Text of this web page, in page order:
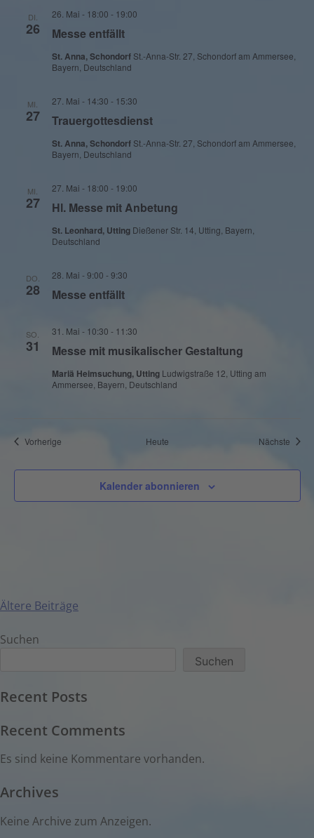
DI.
26 Messe entfällt
26. Mai - 18:00 - 19:00
St. Anna, Schondorf St.-Anna-Str. 27, Schondorf am Ammersee,
Bayern, Deutschland
MI.
27 Trauergottesdienst
27. Mai - 14:30 - 15:30
St. Anna, Schondorf St.-Anna-Str. 27, Schondorf am Ammersee,
Bayern, Deutschland
MI.
27 Hl. Messe mit Anbetung
27. Mai - 18:00 - 19:00
St. Leonhard, Utting Dießener Str. 14, Utting, Bayern,
Deutschland
DO.
28 Messe entfällt
28. Mai - 9:00 - 9:30
SO.
31 Messe mit musikalischer Gestaltung
31. Mai - 10:30 - 11:30
Mariä Heimsuchung, Utting Ludwigstraße 12, Utting am
Ammersee, Bayern, Deutschland
VorherigeVeranstaltungen Heute Nächste
Kalender abonnieren
Ältere Beiträge
Suchen
Suchen
Recent Posts
Recent Comments
Es sind keine Kommentare vorhanden.
Archives
Keine Archive zum Anzeigen.